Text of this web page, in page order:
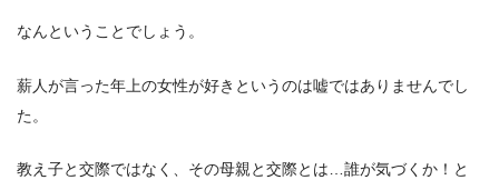
なんということでしょう。
薪人が言った年上の女性が好きというのは嘘ではありませんでし
た。
教え子と交際ではなく、その母親と交際とは…誰が気づくか！と